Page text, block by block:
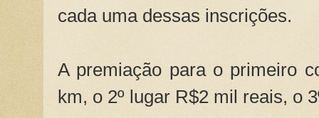
cada uma dessas inscrições.
A premiação para o primeiro
km, o 2º lugar R$2 mil reais, o